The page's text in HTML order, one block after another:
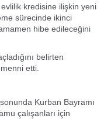
kredisine ilişkin yeni
sürecinde ikinci
hibe edileceğini
belirten
etti.
Kurban Bayramı
çalışanları için